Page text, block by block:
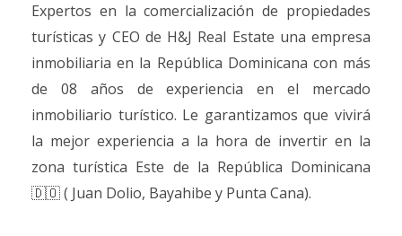
Expertos en la comercialización de propiedades
turísticas y CEO de H&J Real Estate una empresa
inmobiliaria en la República Dominicana con más
de 08 años de experiencia en el mercado
inmobiliario turístico. Le garantizamos que vivirá
la mejor experiencia a la hora de invertir en la
zona turística Este de la República Dominicana
🇩🇴 ( Juan Dolio, Bayahibe y Punta Cana).